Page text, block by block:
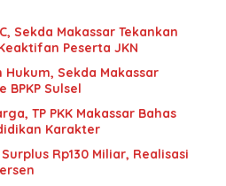
Sekda Makassar Tekankan
Peserta JKN
Hukum, Sekda Makassar
BPKP Sulsel
TP PKK Makassar Bahas
Karakter
Rp130 Miliar, Realisasi